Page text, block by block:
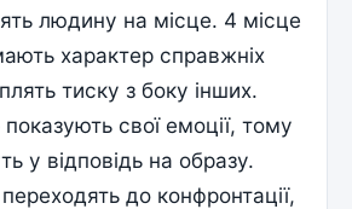
людину на місце. 4 місце
характер справжніх
тиску з боку інших.
свої емоції, тому
у відповідь на образу.
до конфронтації,